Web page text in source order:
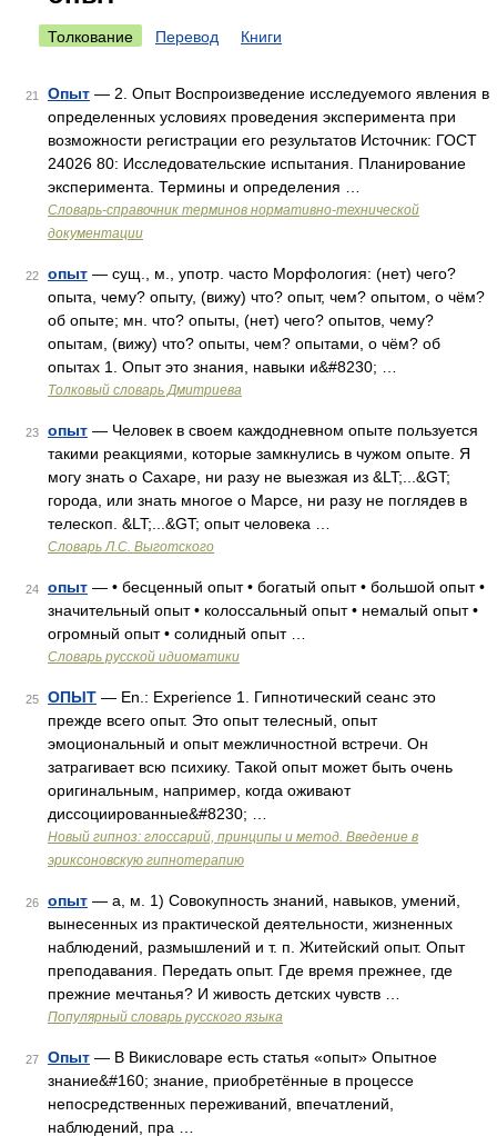
Толкование Перевод Книги
21 Опыт — 2. Опыт Воспроизведение исследуемого явления в
определенных условиях проведения эксперимента при
возможности регистрации его результатов Источник: ГОСТ
24026 80: Исследовательские испытания. Планирование
эксперимента. Термины и определения …
Словарь-справочник терминов нормативно-технической
документации
22 опыт — сущ., м., употр. часто Морфология: (нет) чего?
опыта, чему? опыту, (вижу) что? опыт, чем? опытом, о чём?
об опыте; мн. что? опыты, (нет) чего? опытов, чему?
опытам, (вижу) что? опыты, чем? опытами, о чём? об
опытах 1. Опыт это знания, навыки и&#8230; …
Толковый словарь Дмитриева
23 опыт — Человек в своем каждодневном опыте пользуется
такими реакциями, которые замкнулись в чужом опыте. Я
могу знать о Сахаре, ни разу не выезжая из &LT;...&GT;
города, или знать многое о Марсе, ни разу не поглядев в
телескоп. &LT;...&GT; опыт человека …
Словарь Л.С. Выготского
24 опыт — • бесценный опыт • богатый опыт • большой опыт •
значительный опыт • колоссальный опыт • немалый опыт •
огромный опыт • солидный опыт …
Словарь русской идиоматики
25 ОПЫТ — En.: Experience 1. Гипнотический сеанс это
прежде всего опыт. Это опыт телесный, опыт
эмоциональный и опыт межличностной встречи. Он
затрагивает всю психику. Такой опыт может быть очень
оригинальным, например, когда оживают
диссоциированные&#8230; …
Новый гипноз: глоссарий, принципы и метод. Введение в
эриксоновскую гипнотерапию
26 опыт — а, м. 1) Совокупность знаний, навыков, умений,
вынесенных из практической деятельности, жизненных
наблюдений, размышлений и т. п. Житейский опыт. Опыт
преподавания. Передать опыт. Где время прежнее, где
прежние мечтанья? И живость детских чувств …
Популярный словарь русского языка
27 Опыт — В Викисловаре есть статья «опыт» Опытное
знание&#160; знание, приобретённые в процессе
непосредственных переживаний, впечатлений,
наблюдений, пра …